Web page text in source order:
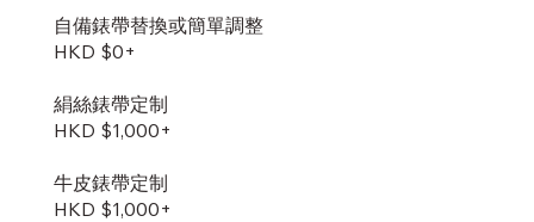
自備錶帶替換或簡單調整
HKD $0+
絹絲錶帶定制
HKD $1,000+
牛皮錶帶定制
HKD $1,000+